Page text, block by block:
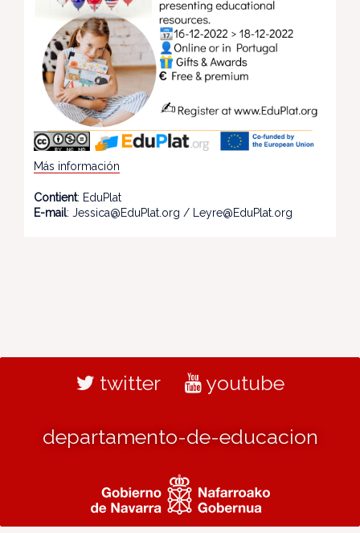
Más información
Contient: EduPlat
E-mail: Jessica@EduPlat.org / Leyre@EduPlat.org
twitter youtube
departamento-de-educacion